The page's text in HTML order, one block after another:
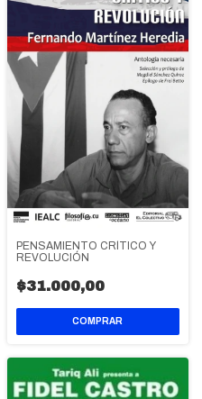
PENSAMIENTO CRÍTICO Y
REVOLUCIÓN
$31.000,00